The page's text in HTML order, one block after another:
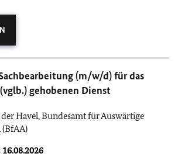
(m/w/d) für das
gehobenen Dienst
Havel, Bundesamt für Auswärtige
(BfAA)
16.08.2026